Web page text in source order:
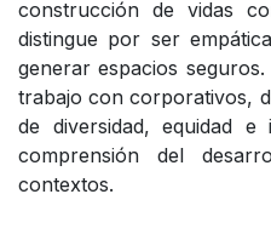
construcción de vidas
distingue por ser
generar espacios
trabajo con corporativos,
de diversidad, equidad e
comprensión del
contextos.